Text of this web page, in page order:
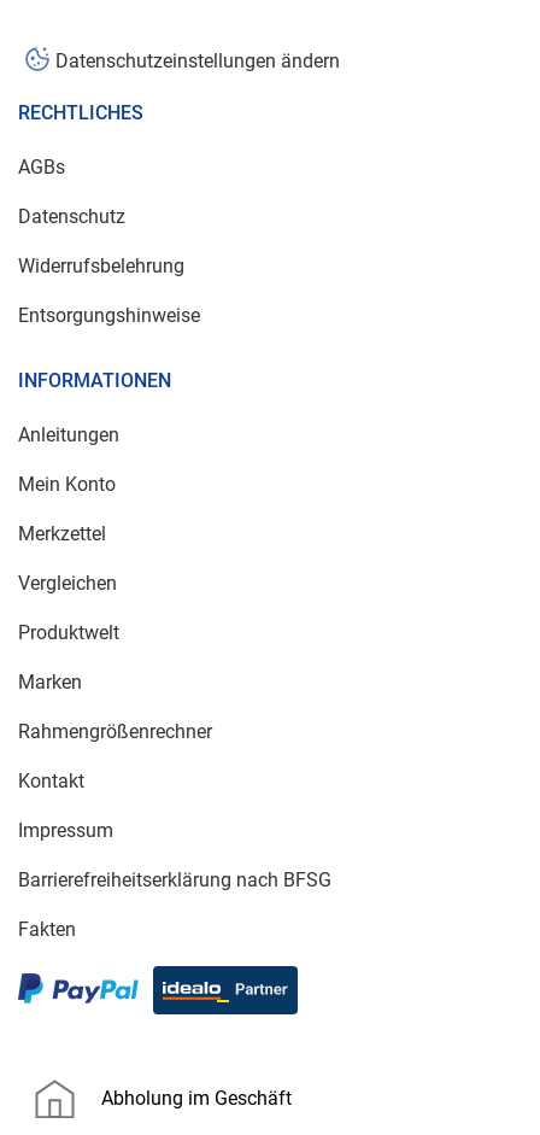
Datenschutzeinstellungen ändern
RECHTLICHES
AGBs
Datenschutz
Widerrufsbelehrung
Entsorgungshinweise
INFORMATIONEN
Anleitungen
Mein Konto
Merkzettel
Vergleichen
Produktwelt
Marken
Rahmengrößenrechner
Kontakt
Impressum
Barrierefreiheitserklärung nach BFSG
Fakten
Abholung im Geschäft